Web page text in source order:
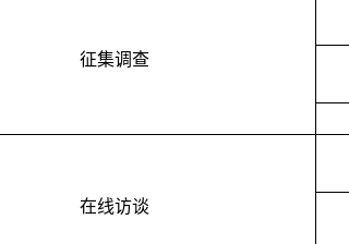
征集调查
在线访谈